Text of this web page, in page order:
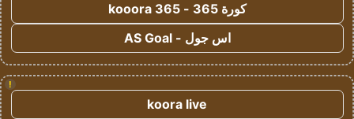
كورة 365 - kooora 365
اس جول - AS Goal
!
koora live